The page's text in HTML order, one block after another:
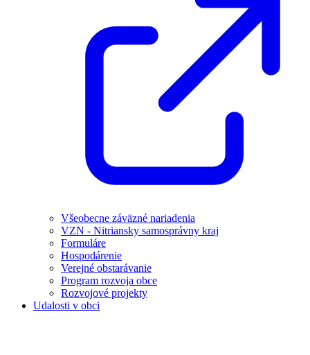
Všeobecne záväzné nariadenia
VZN - Nitriansky samosprávny kraj
Formuláre
Hospodárenie
Verejné obstarávanie
Program rozvoja obce
Rozvojové projekty
Udalosti v obci